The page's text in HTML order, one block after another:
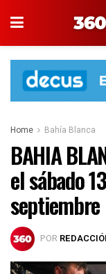
Home Bahía Blanca
BAHIA
el sábado
septiembre
POR